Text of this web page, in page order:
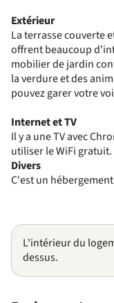
Extérieur
La terrasse couverte
offrent beaucoup
mobilier de jardin
la verdure et des
pouvez garer votre
Internet et TV
Il y a une TV avec
utiliser le WiFi gratuit.
Divers
C'est un
L'intérieur du
dessus.